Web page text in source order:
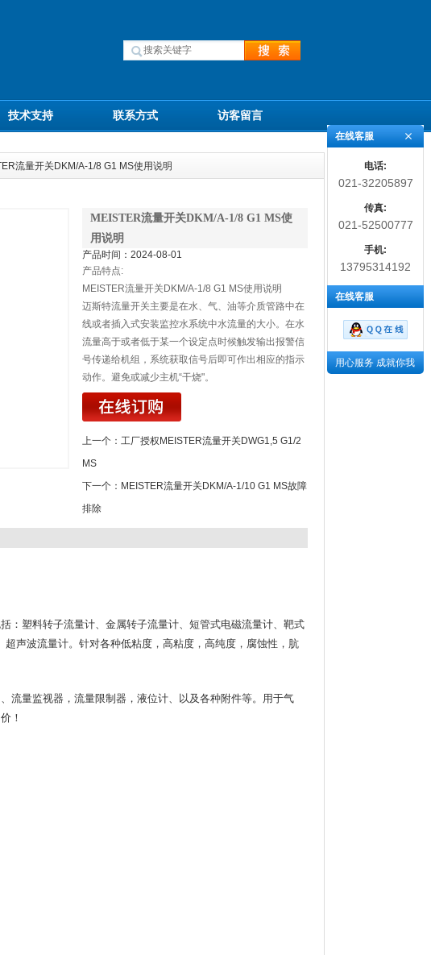
技术支持 联系方式 访客留言
流量开关DKM/A-1/8 G1 MS使用说明
MEISTER流量开关DKM/A-1/8 G1 MS使
用说明
产品时间：2024-08-01
产品特点:
MEISTER流量开关DKM/A-1/8 G1 MS使用说明
迈斯特流量开关主要是在水、气、油等介质管路中在
线或者插入式安装监控水系统中水流量的大小。在水
流量高于或者低于某一个设定点时候触发输出报警信
号传递给机组，系统获取信号后即可作出相应的指示
动作。避免或减少主机“干烧"。
上一个： 工厂授权MEISTER流量开关DWG1,5 G1/2
MS
下一个： MEISTER流量开关DKM/A-1/10 G1 MS故障
排除
：塑料转子流量计、金属转子流量计、短管式电磁流量计、靶式
声波流量计。针对各种低粘度，高粘度，高纯度，腐蚀性，肮
流量监视器，流量限制器，液位计、以及各种附件等。用于气
！
在线客服
电话:
021-32205897
传真:
021-52500777
手机:
13795314192
在线客服
用心服务 成就你我